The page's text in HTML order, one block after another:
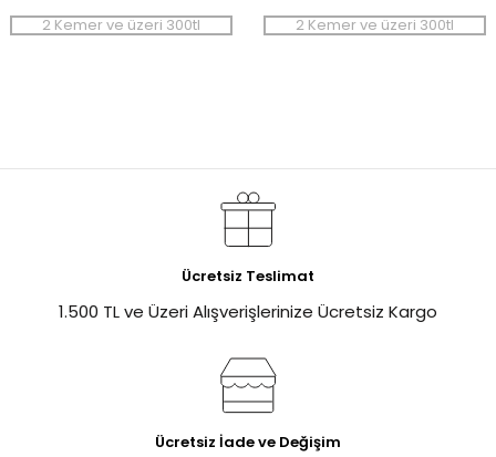
2 Kemer ve üzeri 300tl 2 Kemer ve üzeri 300tl
Ücretsiz Teslimat
1.500 TL ve Üzeri Alışverişlerinize Ücretsiz Kargo
Ücretsiz İade ve Değişim